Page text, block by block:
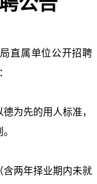
直属单位公开招聘
为先的用人标准，
两年择业期内未就